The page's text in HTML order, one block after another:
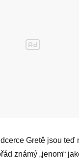
Gretě jsou
známý „jenom“